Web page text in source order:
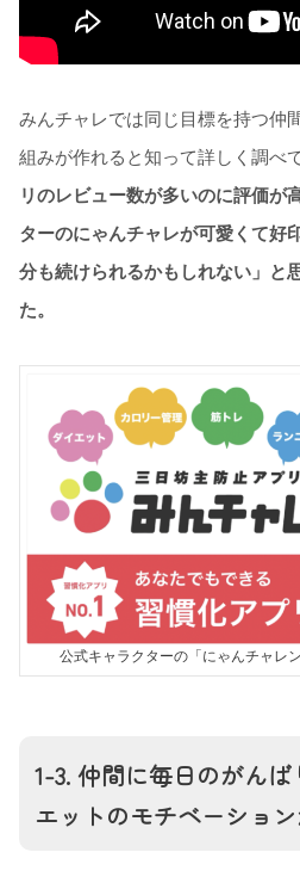
みんチャレでは同じ目標を持つ仲
組みが作れると知って詳しく調べ
リのレビュー数が多いのに評価が
ターのにゃんチャレが可愛くて好
分も続けられるかもしれない」と
た。
公式キャラクターの「にゃんチャレ
1-3. 仲間に毎日のがん
エットのモチベーショ